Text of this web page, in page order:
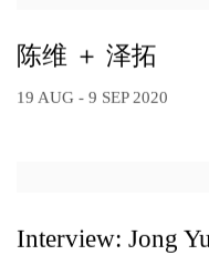
陈维 ＋ 泽拓
19 AUG - 9 SEP 2020
Interview: Jong